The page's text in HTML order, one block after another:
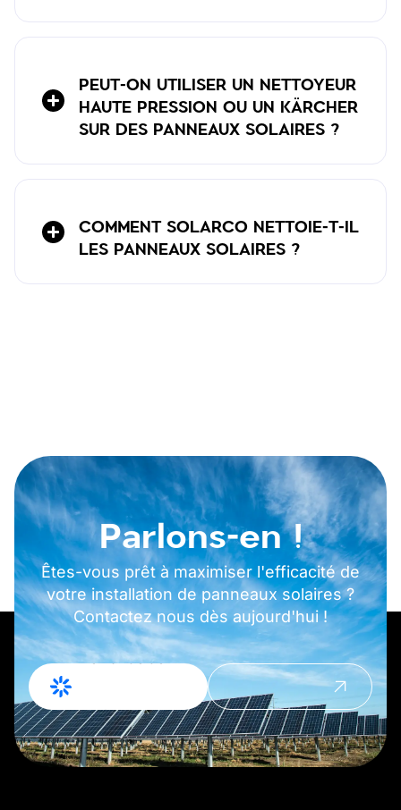
PEUT-ON UTILISER UN NETTOYEUR
HAUTE PRESSION OU UN KÄRCHER
SUR DES PANNEAUX SOLAIRES ?
COMMENT SOLARCO NETTOIE-T-IL
LES PANNEAUX SOLAIRES ?
Parlons-en !
Êtes-vous prêt à maximiser l'efficacité de
votre installation de panneaux solaires ?
Contactez nous dès aujourd'hui !
Demande de
devis
Prendre
contact